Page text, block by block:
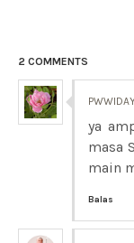
2 COMMENTS
ya
masa
main
Balas